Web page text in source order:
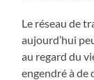
Le réseau de
aujourd’hui
au regard du
engendré à de